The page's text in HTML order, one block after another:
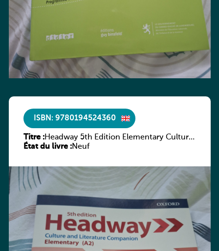
ISBN: 9780194524360
Titre :Headway 5th Edition Elementary Culture
and Literature Companion
État du livre :Neuf